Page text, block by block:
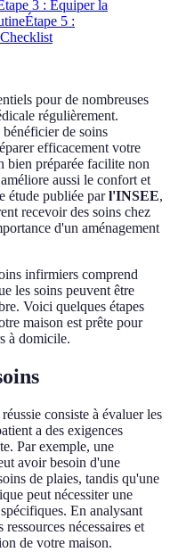
3 : Équiper la
Étape 5 :
Checklist
pour de nombreuses
régulièrement.
de soins
efficacement votre
bien préparée facilite non
aussi le confort et
étude publiée parl'INSEE,
recevoir des soins chez
d'un aménagement
infirmiers comprend
les soins peuvent être
Voici quelques étapes
maison est prête pour
à domicile.
consiste à évaluer les
a des exigences
Par exemple, une
avoir besoin d'une
de plaies, tandis qu'une
peut nécessiter une
En analysant
nécessaires et
de votre maison.